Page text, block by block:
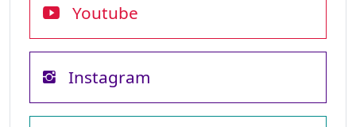
Youtube
Instagram